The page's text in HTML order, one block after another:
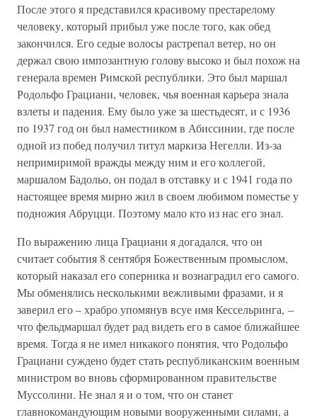
После этого я представился красивому престарелому
человеку, который прибыл уже после того, как обед
закончился. Его седые волосы растрепал ветер, но он
держал свою импозантную голову высоко и был похож на
генерала времен Римской республики. Это был маршал
Родольфо Грациани, человек, чья военная карьера знала
взлеты и падения. Ему было уже за шестьдесят, и с 1936
по 1937 год он был наместником в Абиссинии, где после
одной из побед получил титул маркиза Негелли. Из-за
непримиримой вражды между ним и его коллегой,
маршалом Бадольо, он подал в отставку и с 1941 года по
настоящее время мирно жил в своем любимом поместье у
подножия Абруцци. Поэтому мало кто из нас его знал.
По выражению лица Грациани я догадался, что он
считает события 8 сентября Божественным промыслом,
который наказал его соперника и вознаградил его самого.
Мы обменялись несколькими вежливыми фразами, и я
заверил его – храбро упомянув всуе имя Кессельринга, –
что фельдмаршал будет рад видеть его в самое ближайшее
время. Тогда я не имел никакого понятия, что Родольфо
Грациани суждено будет стать республиканским военным
министром во вновь сформированном правительстве
Муссолини. Не знал я и о том, что он станет
главнокомандующим новыми вооруженными силами, а